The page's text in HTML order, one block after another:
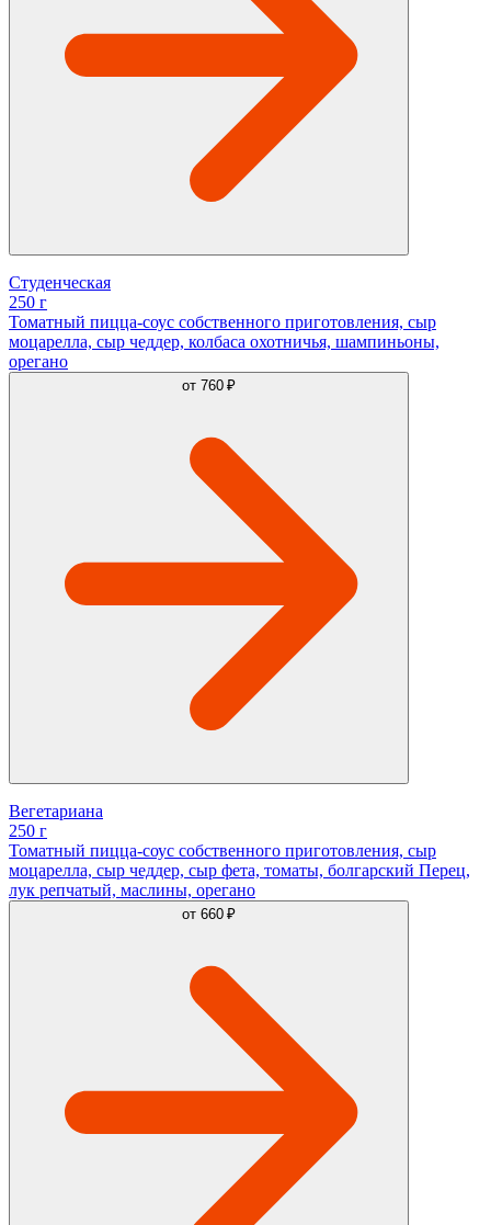
Студенческая
250 г
Томатный пицца-соус собственного приготовления, сыр
моцарелла, сыр чеддер, колбаса охотничья, шампиньоны,
орегано
от 760 ₽
Вегетариана
250 г
Томатный пицца-соус собственного приготовления, сыр
моцарелла, сыр чеддер, сыр фета, томаты, болгарский Перец,
лук репчатый, маслины, орегано
от 660 ₽